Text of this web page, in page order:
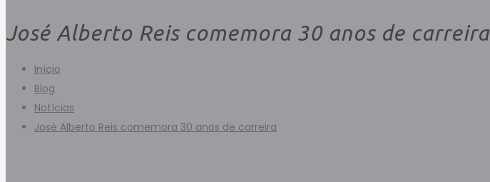
José Alberto Reis comemora 30 anos de carreira
Início
Blog
Notícias
José Alberto Reis comemora 30 anos de carreira